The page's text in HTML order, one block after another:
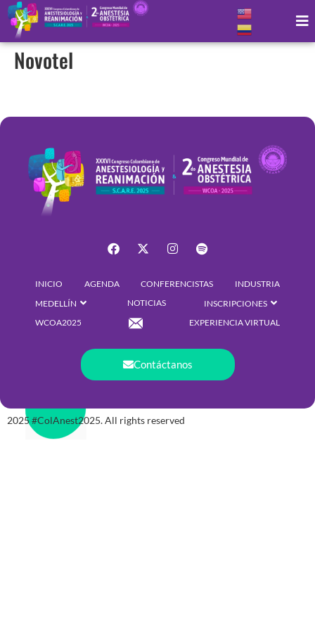
Novotel
INICIO AGENDA CONFERENCISTAS INDUSTRIA
MEDELLÍN NOTICIAS INSCRIPCIONES
WCOA2025 EXPERIENCIA VIRTUAL
Contáctanos
2025 #ColAnest2025. All rights reserved